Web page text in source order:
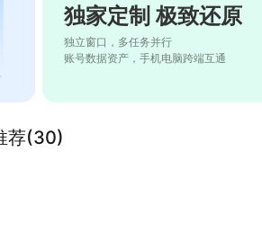
独家定制 极致还原
独立窗口，多任务并行
账号数据资产，手机电脑跨端互通
荐(30)